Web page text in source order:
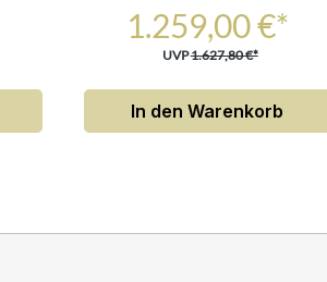
1.259,00 €*
UVP1.627,80 €*
In den Warenkorb